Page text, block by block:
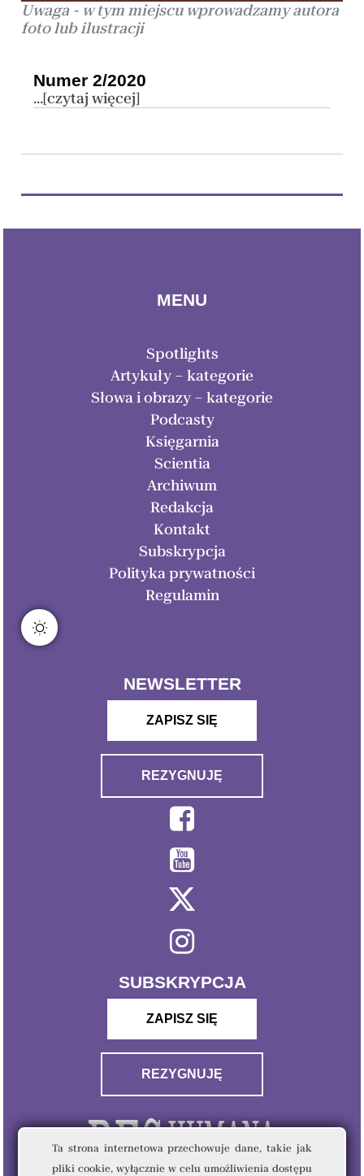
Uwaga - w tym miejscu wprowadzamy autora
foto lub ilustracji
Numer 2/2020
...[czytaj więcej]
MENU
Spotlights
Artykuły – kategorie
Słowa i obrazy – kategorie
Podcasty
Księgarnia
Scientia
Archiwum
Redakcja
Kontakt
Subskrypcja
Polityka prywatności
Regulamin
NEWSLETTER
ZAPISZ SIĘ
REZYGNUJĘ
SUBSKRYPCJA
ZAPISZ SIĘ
REZYGNUJĘ
Ta strona internetowa przechowuje dane, takie jak
pliki cookie, wyłącznie w celu umożliwienia dostępu